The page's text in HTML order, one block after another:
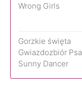
Wrong Girls
Gorzkie święta
Gwiazdozbiór Psa
Sunny Dancer